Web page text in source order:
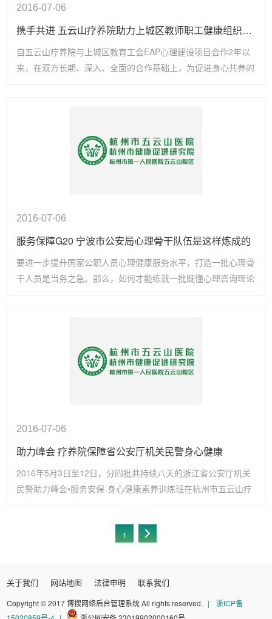
2016-07-06
携手共进 五云山疗养院助力上城区教师职工健康组织建设
自五云山疗养院与上城区教育工会EAP心理建设项目合作2年以
来，在双方长期、深入、全面的合作基础上，为促进身心共养的
2016-07-06
服务保障G20 宁波市公安局心理骨干队伍是这样炼成的
要进一步提升国家公职人员心理健康服务水平，打造一批心理骨
干人员是当务之急。那么，如何才能练就一批既懂心理咨询理论
2016-07-06
助力峰会 疗养院保障省公安厅机关民警身心健康
2016年5月3日至12日，分四批共持续八天的浙江省公安厅机关
民警助力峰会•服务安保-身心健康素养训练班在杭州市五云山疗
1
关于我们 网站地图 法律申明 联系我们
Copyright © 2017 博搜网络后台管理系统 All rights reserved. |
浙ICP备